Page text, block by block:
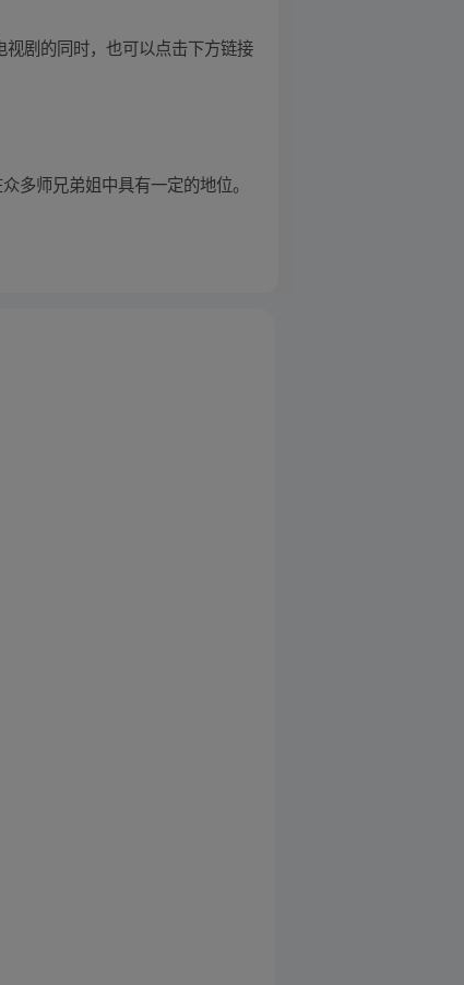
剧的同时，也可以点击下方链接
多师兄弟姐中具有一定的地位。